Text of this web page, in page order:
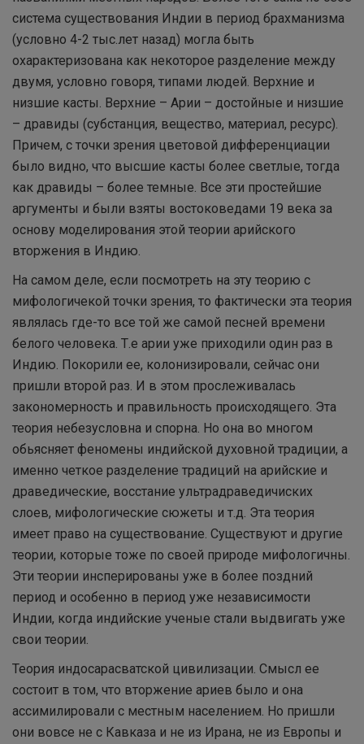
система существования Индии в период брахманизма
(условно 4-2 тыс.лет назад) могла быть
охарактеризована как некоторое разделение между
двумя, условно говоря, типами людей. Верхние и
низшие касты. Верхние – Арии – достойные и низшие
– дравиды (субстанция, вещество, материал, ресурс).
Причем, с точки зрения цветовой дифференциации
было видно, что высшие касты более светлые, тогда
как дравиды – более темные. Все эти простейшие
аргументы и были взяты востоковедами 19 века за
основу моделирования этой теории арийского
вторжения в Индию.
На самом деле, если посмотреть на эту теорию с
мифологичекой точки зрения, то фактически эта теория
являлась где-то все той же самой песней времени
белого человека. Т.е арии уже приходили один раз в
Индию. Покорили ее, колонизировали, сейчас они
пришли второй раз. И в этом прослеживалась
закономерность и правильность происходящего. Эта
теория небезусловна и спорна. Но она во многом
обьясняет феномены индийской духовной традиции, а
именно четкое разделение традиций на арийские и
драведические, восстание ультрадраведичиских
слоев, мифологические сюжеты и т.д. Эта теория
имеет право на существование. Существуют и другие
теории, которые тоже по своей природе мифологичны.
Эти теории инсперированы уже в более поздний
период и особенно в период уже независимости
Индии, когда индийские ученые стали выдвигать уже
свои теории.
Теория индосарасватской цивилизации. Смысл ее
состоит в том, что вторжение ариев было и она
ассимилировали с местным населением. Но пришли
они вовсе не с Кавказа и не из Ирана, не из Европы и